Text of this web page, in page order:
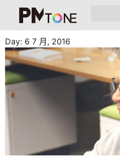
Day: 6 7 月, 2016